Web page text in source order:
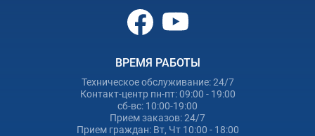
ВРЕМЯ РАБОТЫ
Техническое обслуживание: 24/7
Контакт-центр пн-пт: 09:00 - 19:00
сб-вс: 10:00-19:00
Прием заказов: 24/7
Прием граждан: Вт, Чт 10:00 - 18:00